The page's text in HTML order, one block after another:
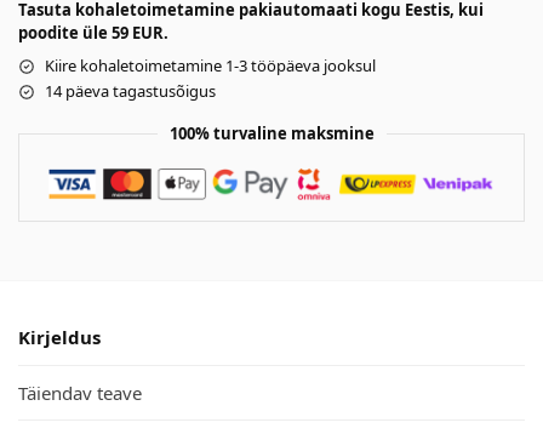
Tasuta kohaletoimetamine pakiautomaati kogu Eestis, kui
poodite üle 59 EUR.
Kiire kohaletoimetamine 1-3 tööpäeva jooksul
14 päeva tagastusõigus
100% turvaline maksmine
Kirjeldus
Täiendav teave